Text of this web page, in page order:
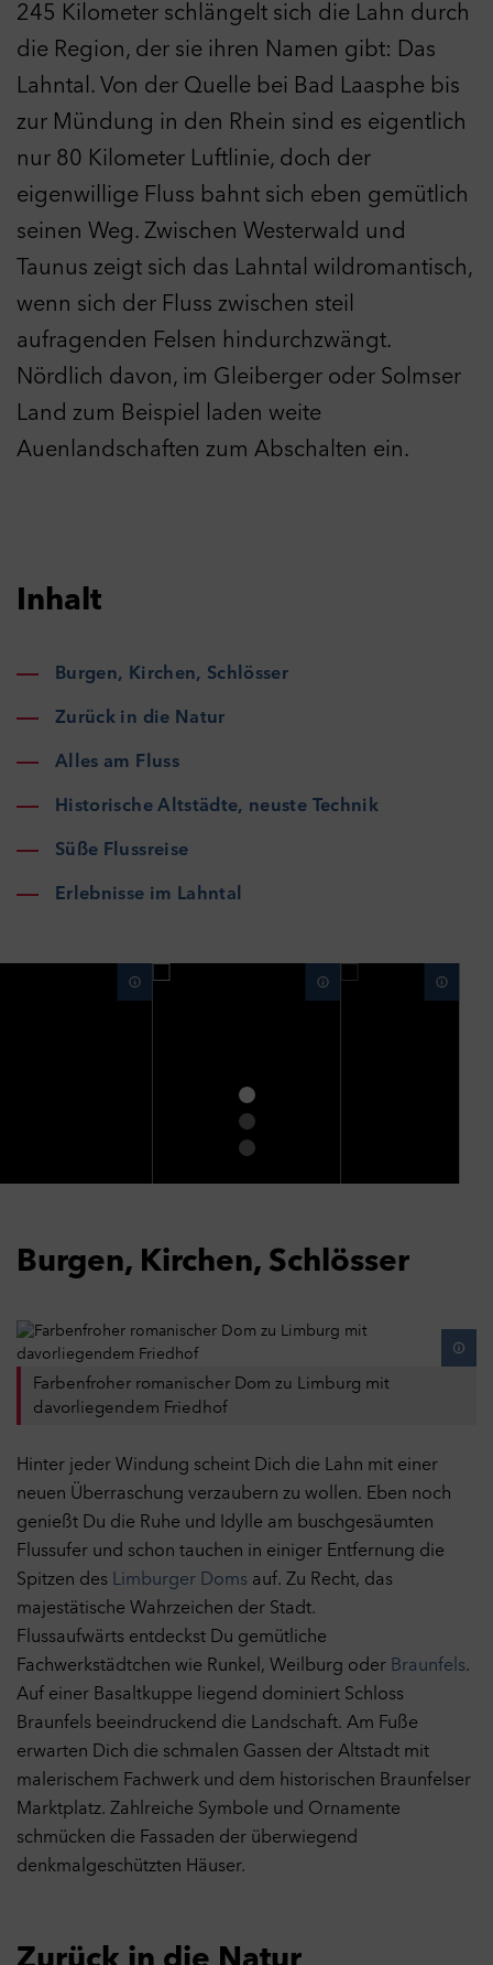
245 Kilometer schlängelt sich die Lahn durch
die Region, der sie ihren Namen gibt: Das
Lahntal. Von der Quelle bei Bad Laasphe bis
zur Mündung in den Rhein sind es eigentlich
nur 80 Kilometer Luftlinie, doch der
eigenwillige Fluss bahnt sich eben gemütlich
seinen Weg. Zwischen Westerwald und
Taunus zeigt sich das Lahntal wildromantisch,
wenn sich der Fluss zwischen steil
aufragenden Felsen hindurchzwängt.
Nördlich davon, im Gleiberger oder Solmser
Land zum Beispiel laden weite
Auenlandschaften zum Abschalten ein.
Inhalt
Burgen, Kirchen, Schlösser
Zurück in die Natur
Alles am Fluss
Historische Altstädte, neuste Technik
Süße Flussreise
Erlebnisse im Lahntal
Burgen, Kirchen, Schlösser
Farbenfroher romanischer Dom zu Limburg mit
davorliegendem Friedhof
Hinter jeder Windung scheint Dich die Lahn mit einer
neuen Überraschung verzaubern zu wollen. Eben noch
genießt Du die Ruhe und Idylle am buschgesäumten
Flussufer und schon tauchen in einiger Entfernung die
Spitzen des Limburger Doms auf. Zu Recht, das
majestätische Wahrzeichen der Stadt.
Flussaufwärts entdeckst Du gemütliche
Fachwerkstädtchen wie Runkel, Weilburg oder Braunfels.
Auf einer Basaltkuppe liegend dominiert Schloss
Braunfels beeindruckend die Landschaft. Am Fuße
erwarten Dich die schmalen Gassen der Altstadt mit
malerischem Fachwerk und dem historischen Braunfelser
Marktplatz. Zahlreiche Symbole und Ornamente
schmücken die Fassaden der überwiegend
denkmalgeschützten Häuser.